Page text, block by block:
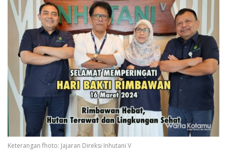
Keterangan fhoto: Jajaran Direksi Inhutani V